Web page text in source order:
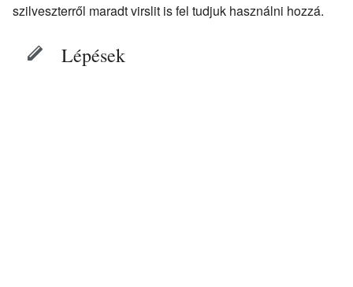
szilveszterről maradt virslit is fel tudjuk használni hozzá.
Lépések